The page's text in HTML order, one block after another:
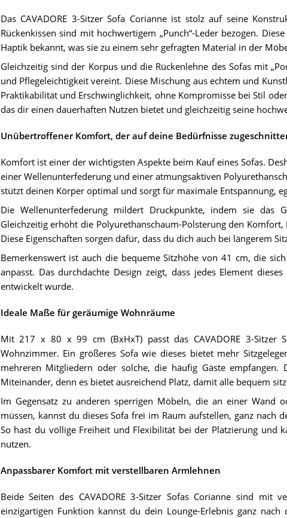
Das CAVADORE 3-Sitzer Sofa Corianne ist stolz auf seine
Rückenkissen sind mit hochwertigem „Punch“-Leder bezogen.
Haptik bekannt, was sie zu einem sehr gefragten Material in der
Gleichzeitig sind der Korpus und die Rückenlehne des Sofas mit
und Pflegeleichtigkeit vereint. Diese Mischung aus echtem und
Praktikabilität und Erschwinglichkeit, ohne Kompromisse bei Stil
das dir einen dauerhaften Nutzen bietet und gleichzeitig seine
Unübertroffener Komfort, der auf deine Bedürfnisse
Komfort ist einer der wichtigsten Aspekte beim Kauf eines Sofas.
einer Wellenunterfederung und einer atmungsaktiven
stützt deinen Körper optimal und sorgt für maximale Entspannung,
Die Wellenunterfederung mildert Druckpunkte, indem sie das
Gleichzeitig erhöht die Polyurethanschaum-Polsterung den
Diese Eigenschaften sorgen dafür, dass du dich auch bei längerem
Bemerkenswert ist auch die bequeme Sitzhöhe von 41 cm, die
anpasst. Das durchdachte Design zeigt, dass jedes Element
entwickelt wurde.
Ideale Maße für geräumige Wohnräume
Mit 217 x 80 x 99 cm (BxHxT) passt das CAVADORE 3-Sitzer
Wohnzimmer. Ein größeres Sofa wie dieses bietet mehr
mehreren Mitgliedern oder solche, die häufig Gäste empfangen.
Miteinander, denn es bietet ausreichend Platz, damit alle bequem
Im Gegensatz zu anderen sperrigen Möbeln, die an einer Wand
müssen, kannst du dieses Sofa frei im Raum aufstellen, ganz nach
So hast du völlige Freiheit und Flexibilität bei der Platzierung und
nutzen.
Anpassbarer Komfort mit verstellbaren Armlehnen
Beide Seiten des CAVADORE 3-Sitzer Sofas Corianne sind mit
einzigartigen Funktion kannst du dein Lounge-Erlebnis ganz